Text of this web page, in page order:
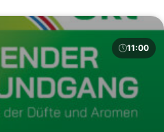
11:00